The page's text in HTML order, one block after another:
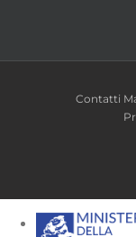
Contatti